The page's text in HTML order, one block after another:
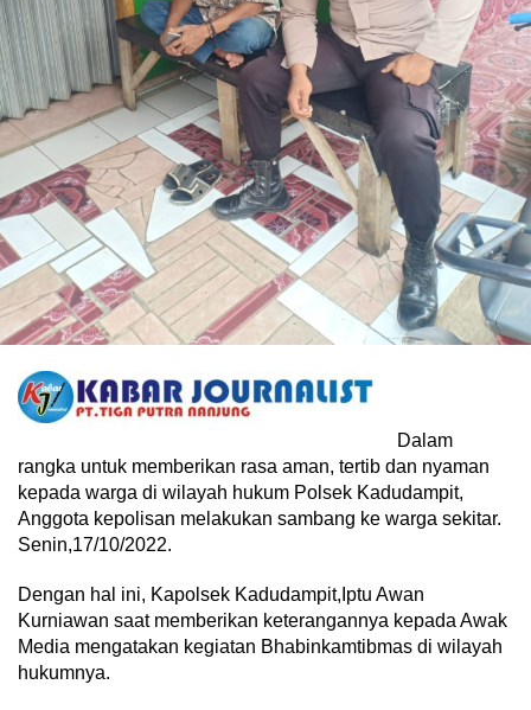
Dalam
rangka untuk memberikan rasa aman, tertib dan nyaman
kepada warga di wilayah hukum Polsek Kadudampit,
Anggota kepolisan melakukan sambang ke warga sekitar.
Senin,17/10/2022.
Dengan hal ini, Kapolsek Kadudampit,Iptu Awan
Kurniawan saat memberikan keterangannya kepada Awak
Media mengatakan kegiatan Bhabinkamtibmas di wilayah
hukumnya.